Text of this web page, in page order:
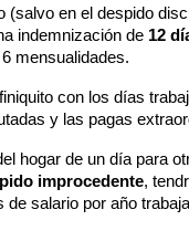
(salvo en el despido
indemnización de 12
mensualidades.
con los días
y las pagas
hogar de un día para
improcedente,
salario por año